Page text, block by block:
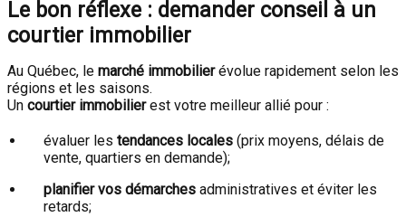
Le bon réflexe : demander conseil à un
courtier immobilier
Au Québec, le marché immobilierévolue rapidement selon les
régions et les saisons.
Un courtier immobilierest votre meilleur allié pour :
évaluer les tendances locales (prix moyens, délais de
vente, quartiers en demande);
planifier vos démarches administratives et éviter les
retards;